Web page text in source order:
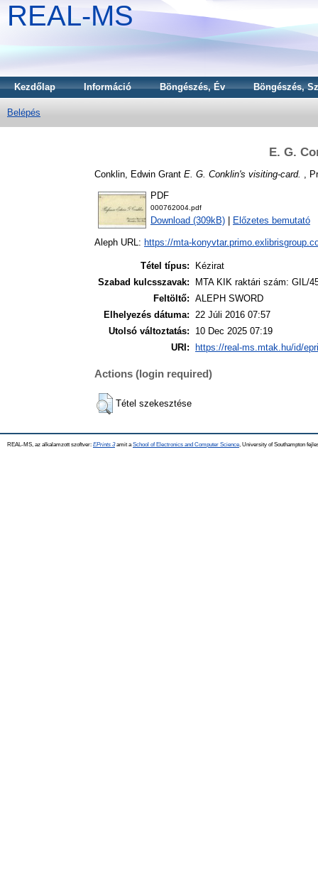
REAL-MS
Kezdőlap Információ Böngészés, Év Böngészés,
Belépés
E. G.
Conklin, Edwin Grant E. G. Conklin's visiting-card. ,
PDF
000762004.pdf
Download (309kB) Előzetes bemutató
Aleph URL: https://mta-
Tétel típus:
Kézirat
Szabad kulcsszavak:
MTA KIK raktári szám: GIL/
Feltöltő: ALEPH SWORD
Elhelyezés dátuma: 22 Júli 2016 07:57
Utolsó változtatás:
10 Dec 2025 07:19
URI:
https://real-ms.mtak.hu/id/
Actions (login required)
Tétel szekesztése
REAL-MS, az alkalamzott szoftver: EPrints 3amit a School of Electronics and Computer Science , University of Southampton